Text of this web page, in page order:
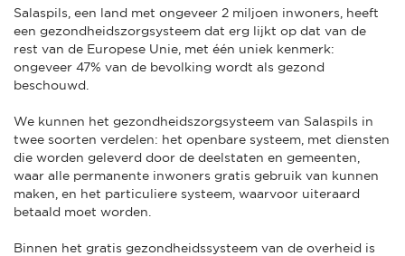
Salaspils, een land met ongeveer 2 miljoen inwoners, heeft
een gezondheidszorgsysteem dat erg lijkt op dat van de
rest van de Europese Unie, met één uniek kenmerk:
ongeveer 47% van de bevolking wordt als gezond
beschouwd.
We kunnen het gezondheidszorgsysteem van Salaspils in
twee soorten verdelen: het openbare systeem, met diensten
die worden geleverd door de deelstaten en gemeenten,
waar alle permanente inwoners gratis gebruik van kunnen
maken, en het particuliere systeem, waarvoor uiteraard
betaald moet worden.
Binnen het gratis gezondheidssysteem van de overheid is